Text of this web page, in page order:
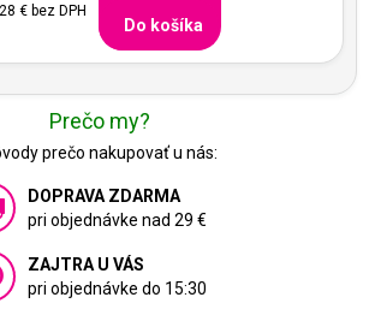
€ bez DPH
Do košíka
Prečo my?
prečo nakupovať u nás:
DOPRAVA ZDARMA
pri objednávke nad 29 €
ZAJTRA U VÁS
pri objednávke do 15:30